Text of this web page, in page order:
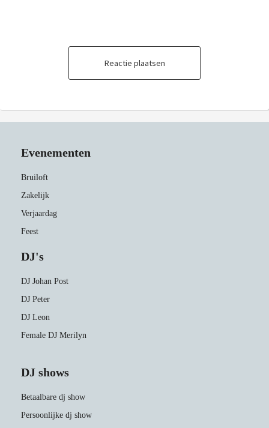
Reactie plaatsen
Evenementen
Bruiloft
Zakelijk
Verjaardag
Feest
DJ's
DJ Johan Post
DJ Peter
DJ Leon
Female DJ Merilyn
DJ shows
Betaalbare dj show
Persoonlijke dj show